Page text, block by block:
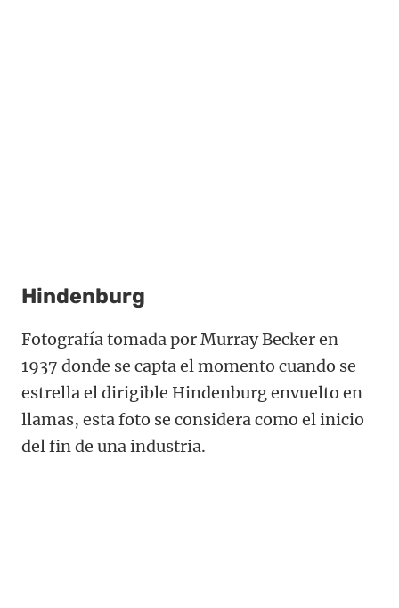
Hindenburg
Fotografía tomada por Murray Becker en
1937 donde se capta el momento cuando se
estrella el dirigible Hindenburg envuelto en
llamas, esta foto se considera como el inicio
del fin de una industria.